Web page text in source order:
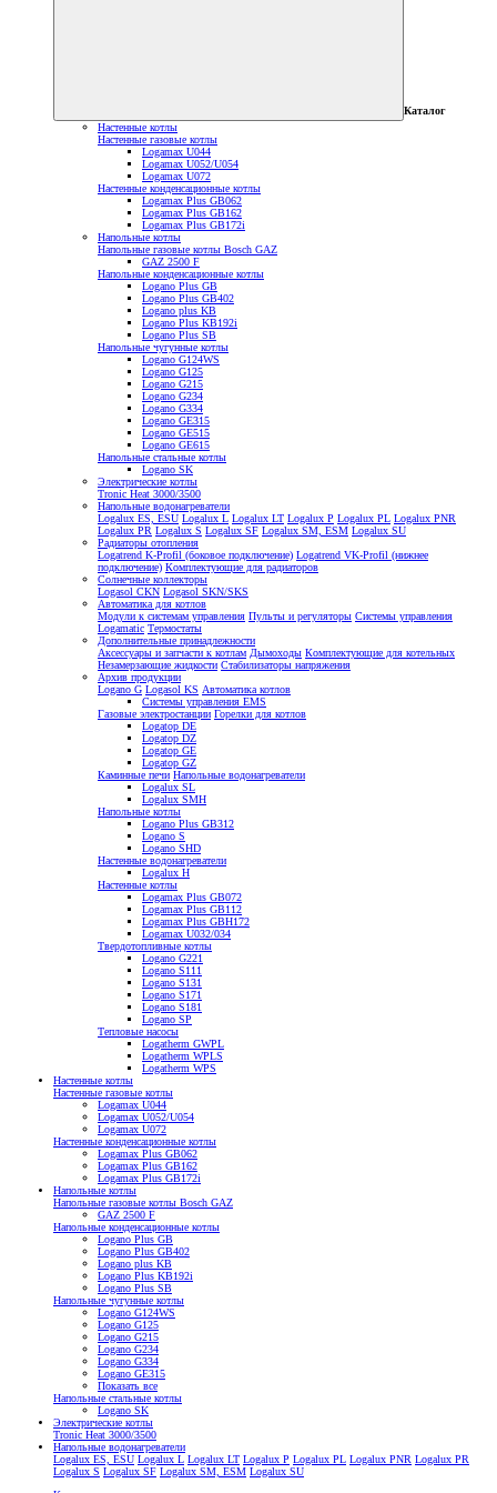
Каталог
Настенные котлы
Настенные газовые котлы
Logamax U044
Logamax U052/U054
Logamax U072
Настенные конденсационные котлы
Logamax Plus GB062
Logamax Plus GB162
Logamax Plus GB172i
Напольные котлы
Напольные газовые котлы Bosch GAZ
GAZ 2500 F
Напольные конденсационные котлы
Logano Plus GB
Logano Plus GB402
Logano plus KB
Logano Plus KB192i
Logano Plus SB
Напольные чугунные котлы
Logano G124WS
Logano G125
Logano G215
Logano G234
Logano G334
Logano GE315
Logano GE515
Logano GE615
Напольные стальные котлы
Logano SK
Электрические котлы
Tronic Heat 3000/3500
Напольные водонагреватели
Logalux ES, ESU Logalux L Logalux LT Logalux P Logalux PL Logalux PNR
Logalux PR Logalux S Logalux SF Logalux SM, ESM Logalux SU
Радиаторы отопления
Logatrend K-Profil (боковое подключение) Logatrend VK-Profil (нижнее
подключение) Комплектующие для радиаторов
Солнечные коллекторы
Logasol CKN Logasol SKN/SKS
Автоматика для котлов
Модули к системам управления Пульты и регуляторы Системы управления
Logamatic Термостаты
Дополнительные принадлежности
Аксессуары и запчасти к котлам Дымоходы Комплектующие для котельных
Незамерзающие жидкости Стабилизаторы напряжения
Архив продукции
Logano G Logasol KS Автоматика котлов
Системы управления EMS
Газовые электростанции Горелки для котлов
Logatop DE
Logatop DZ
Logatop GE
Logatop GZ
Каминные печи Напольные водонагреватели
Logalux SL
Logalux SMH
Напольные котлы
Logano Plus GB312
Logano S
Logano SHD
Настенные водонагреватели
Logalux H
Настенные котлы
Logamax Plus GB072
Logamax Plus GB112
Logamax Plus GBH172
Logamax U032/034
Твердотопливные котлы
Logano G221
Logano S111
Logano S131
Logano S171
Logano S181
Logano SP
Тепловые насосы
Logatherm GWPL
Logatherm WPLS
Logatherm WPS
Настенные котлы
Настенные газовые котлы
Logamax U044
Logamax U052/U054
Logamax U072
Настенные конденсационные котлы
Logamax Plus GB062
Logamax Plus GB162
Logamax Plus GB172i
Напольные котлы
Напольные газовые котлы Bosch GAZ
GAZ 2500 F
Напольные конденсационные котлы
Logano Plus GB
Logano Plus GB402
Logano plus KB
Logano Plus KB192i
Logano Plus SB
Напольные чугунные котлы
Logano G124WS
Logano G125
Logano G215
Logano G234
Logano G334
Logano GE315
Показать все
Напольные стальные котлы
Logano SK
Электрические котлы
Tronic Heat 3000/3500
Напольные водонагреватели
Logalux ES, ESU Logalux L Logalux LT Logalux P Logalux PL Logalux PNR Logalux PR
Logalux S Logalux SF Logalux SM, ESM Logalux SU